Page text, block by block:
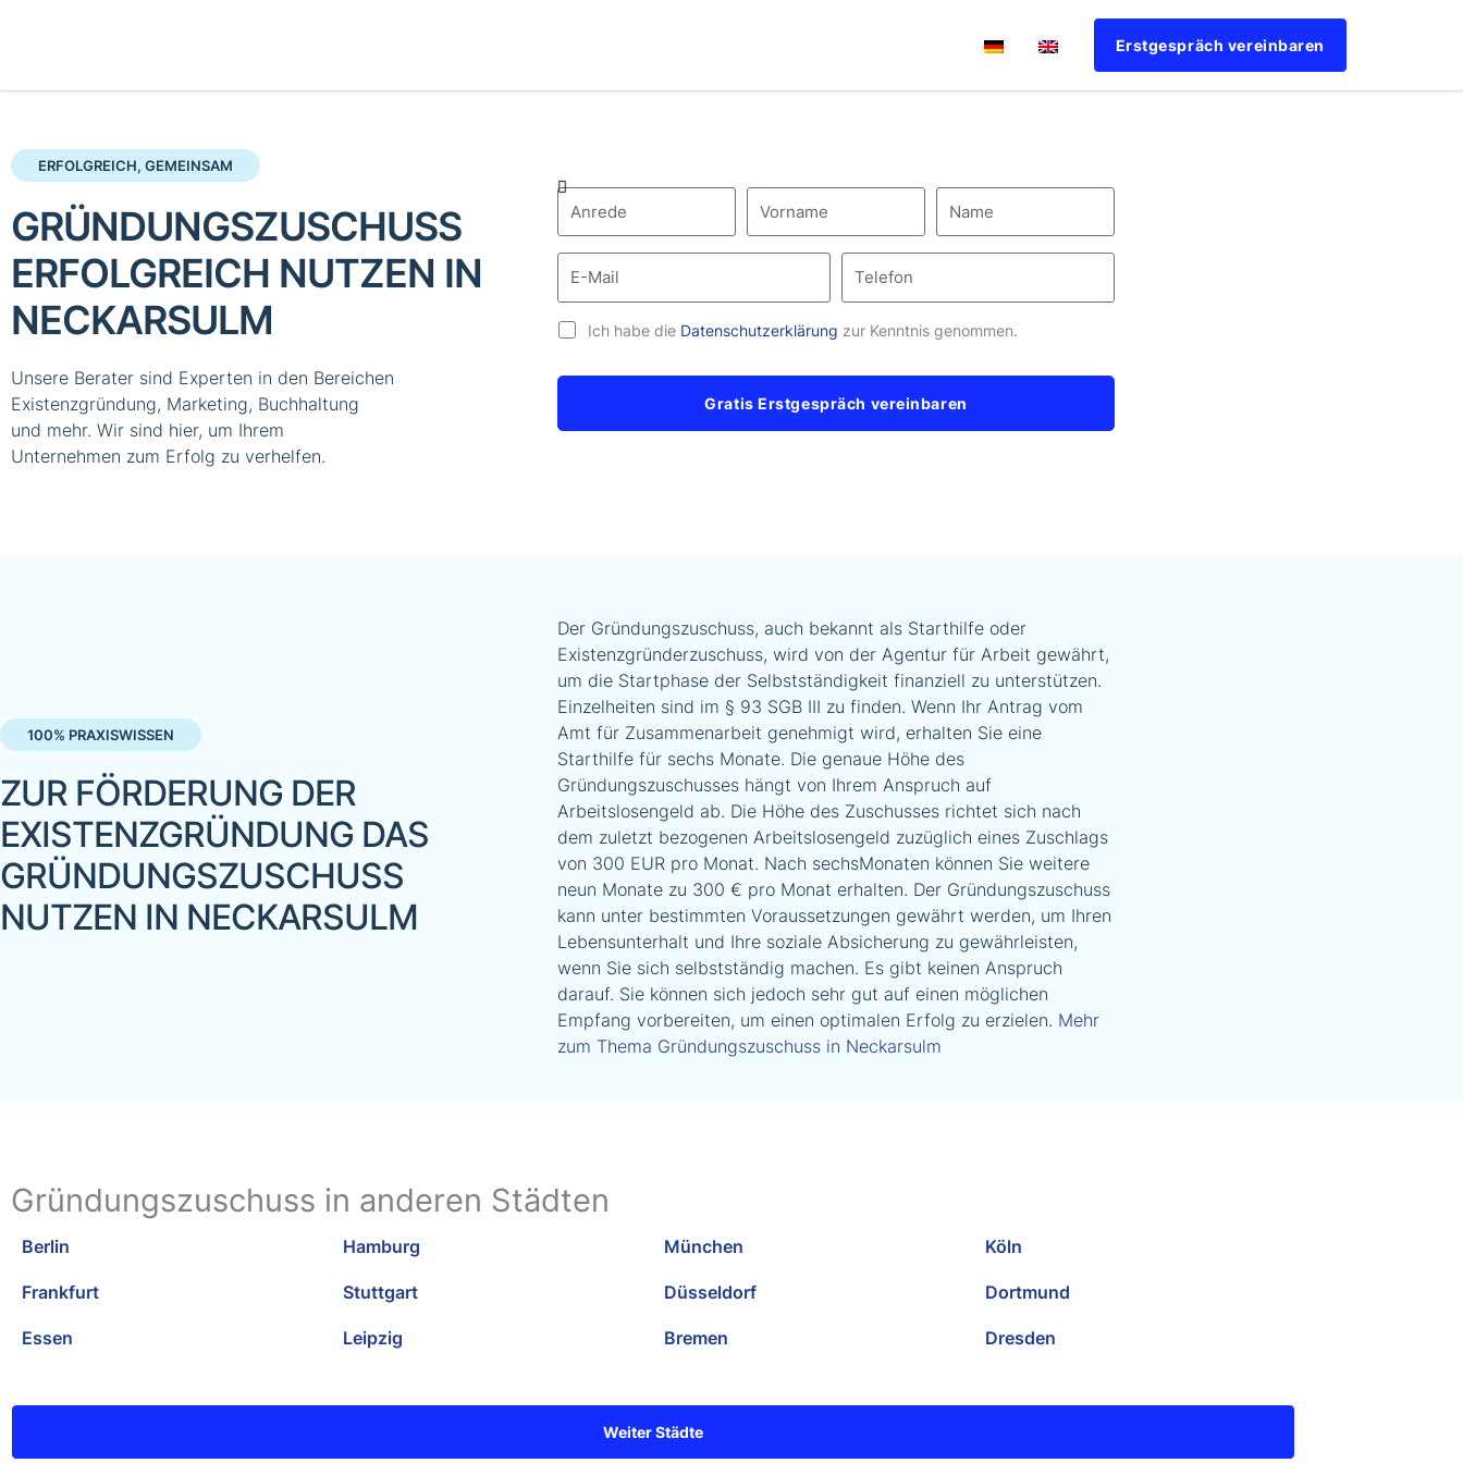
Erstgespräch vereinbaren
ERFOLGREICH, GEMEINSAM
GRÜNDUNGSZUSCHUSS
ERFOLGREICH NUTZEN IN
NECKARSULM
Unsere Berater sind Experten in den Bereichen
Existenzgründung, Marketing, Buchhaltung
und mehr. Wir sind hier, um Ihrem
Unternehmen zum Erfolg zu verhelfen.
Ich habe die Datenschutzerklärung zur Kenntnis genommen.
Gratis Erstgespräch vereinbaren
100% PRAXISWISSEN
ZUR FÖRDERUNG DER
EXISTENZGRÜNDUNG DAS
GRÜNDUNGSZUSCHUSS
NUTZEN IN NECKARSULM
Der Gründungszuschuss, auch bekannt als Starthilfe oder
Existenzgründerzuschuss, wird von der Agentur für Arbeit gewährt,
um die Startphase der Selbstständigkeit finanziell zu unterstützen.
Einzelheiten sind im § 93 SGB III zu finden. Wenn Ihr Antrag vom
Amt für Zusammenarbeit genehmigt wird, erhalten Sie eine
Starthilfe für sechs Monate. Die genaue Höhe des
Gründungszuschusses hängt von Ihrem Anspruch auf
Arbeitslosengeld ab. Die Höhe des Zuschusses richtet sich nach
dem zuletzt bezogenen Arbeitslosengeld zuzüglich eines Zuschlags
von 300 EUR pro Monat. Nach sechsMonaten können Sie weitere
neun Monate zu 300 € pro Monat erhalten. Der Gründungszuschuss
kann unter bestimmten Voraussetzungen gewährt werden, um Ihren
Lebensunterhalt und Ihre soziale Absicherung zu gewährleisten,
wenn Sie sich selbstständig machen. Es gibt keinen Anspruch
darauf. Sie können sich jedoch sehr gut auf einen möglichen
Empfang vorbereiten, um einen optimalen Erfolg zu erzielen. Mehr
zum Thema Gründungszuschuss in Neckarsulm
Gründungszuschuss in anderen Städten
Berlin Hamburg München Köln
Frankfurt Stuttgart Düsseldorf Dortmund
Essen Leipzig Bremen Dresden
Weiter Städte